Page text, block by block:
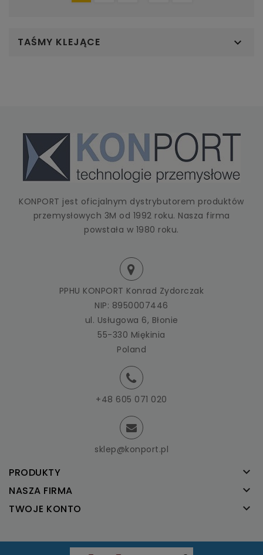
TAŚMY KLEJĄCE 
KONPORT jest oficjalnym dystrybutorem produktów
przemysłowych 3M od 1992 roku. Nasza firma
powstała w 1980 roku.
PPHU KONPORT Konrad Zydorczak
NIP: 8950007446
ul. Usługowa 6, Błonie
55-330 Miękinia
Poland
+48 605 071 020
sklep@konport.pl
PRODUKTY 
NASZA FIRMA 
TWOJE KONTO 